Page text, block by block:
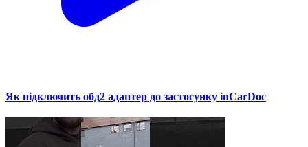
Як підключить обд2 адаптер до застосунку inCarDoc